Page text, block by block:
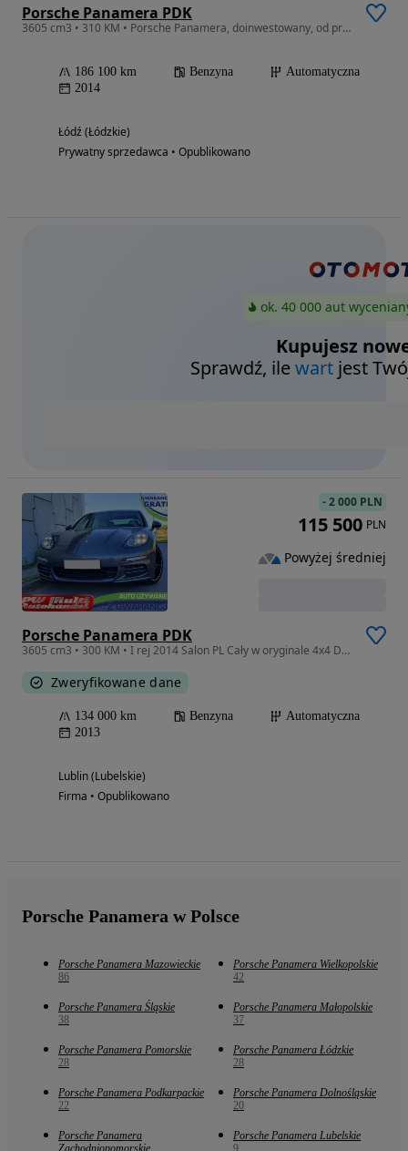
Porsche Panamera PDK
3605 cm3 • 310 KM • Porsche Panamera, doinwestowany, od prywatnego właściciela
186 100 km Benzyna
Automatyczna
2014
Łódź (Łódzkie)
Prywatny sprzedawca • Opublikowano
ok. 40 000 aut
Kupujesz
Sprawdź, ilewart jest
Porsche Panamera PDK
3605 cm3 • 300 KM • I rej 2014 Salon PL Cały w oryginale 4x4 Dociągi ZAMIANA GWARANCJA!
Zweryfikowane dane
134 000 km Benzyna
Automatyczna
2013
Lublin (Lubelskie)
Firma • Opublikowano
-2 000 PLN
115 500 PLN
Powyżej średniej
Porsche Panamera w Polsce
Porsche Panamera Mazowieckie
86
Porsche Panamera Wielkopolskie
42
Porsche Panamera Śląskie
38
Porsche Panamera Małopolskie
37
Porsche Panamera Pomorskie
28
Porsche Panamera Łódzkie
28
Porsche Panamera Podkarpackie
22
Porsche Panamera Dolnośląskie
20
Porsche Panamera
Zachodniopomorskie
Porsche Panamera Lubelskie
9